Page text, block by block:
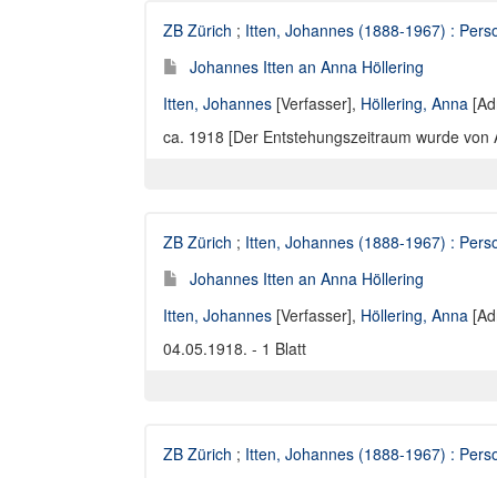
ZB Zürich ; Itten, Johannes (1888-1967) :
Johannes Itten an Anna Höllering
Itten, Johannes [Verfasser], Höllering, Anna
ca. 1918 [Der Entstehungszeitraum wurde
ZB Zürich ; Itten, Johannes (1888-1967) :
Johannes Itten an Anna Höllering
Itten, Johannes [Verfasser], Höllering, Anna
04.05.1918. - 1 Blatt
ZB Zürich ; Itten, Johannes (1888-1967) :